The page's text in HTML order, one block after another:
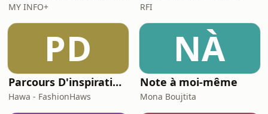
MY INFO+ RFI
PD
Parcours D'inspirations
Hawa - FashionHaws
NÀ
Note à moi-même
Mona Boujtita